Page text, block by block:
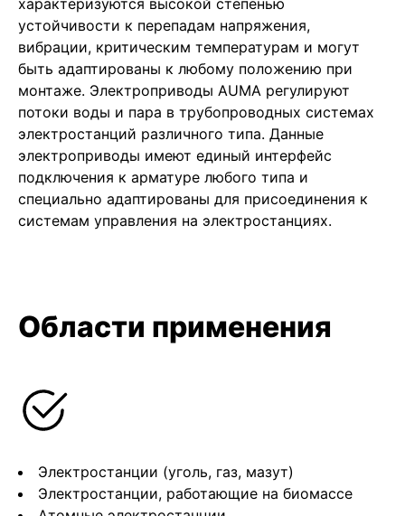
устойчивости к перепадам напряжения,
вибрации, критическим температурам и могут
быть адаптированы к любому положению при
монтаже. Электроприводы AUMA регулируют
потоки воды и пара в трубопроводных системах
электростанций различного типа. Данные
электроприводы имеют единый интерфейс
подключения к арматуре любого типа и
специально адаптированы для присоединения к
системам управления на электростанциях.
Области применения
Электростанции (уголь, газ, мазут)
Электростанции, работающие на биомассе